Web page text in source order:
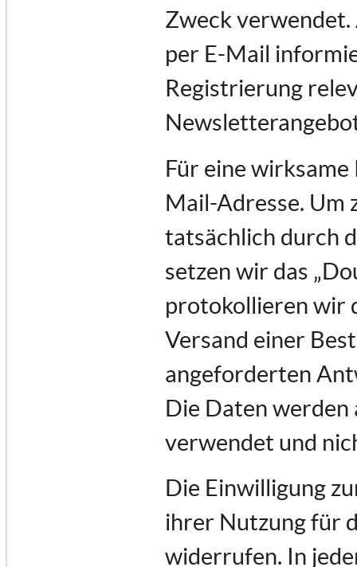
Zweck
per E-Mail
Registrierung
Für eine
Mail-Adresse. Um
tatsächlich durch
setzen wir das
protokollieren wir
Versand einer
angeforderten
Die Daten
verwendet und
Die Einwilligung
ihrer Nutzung für
widerrufen. In